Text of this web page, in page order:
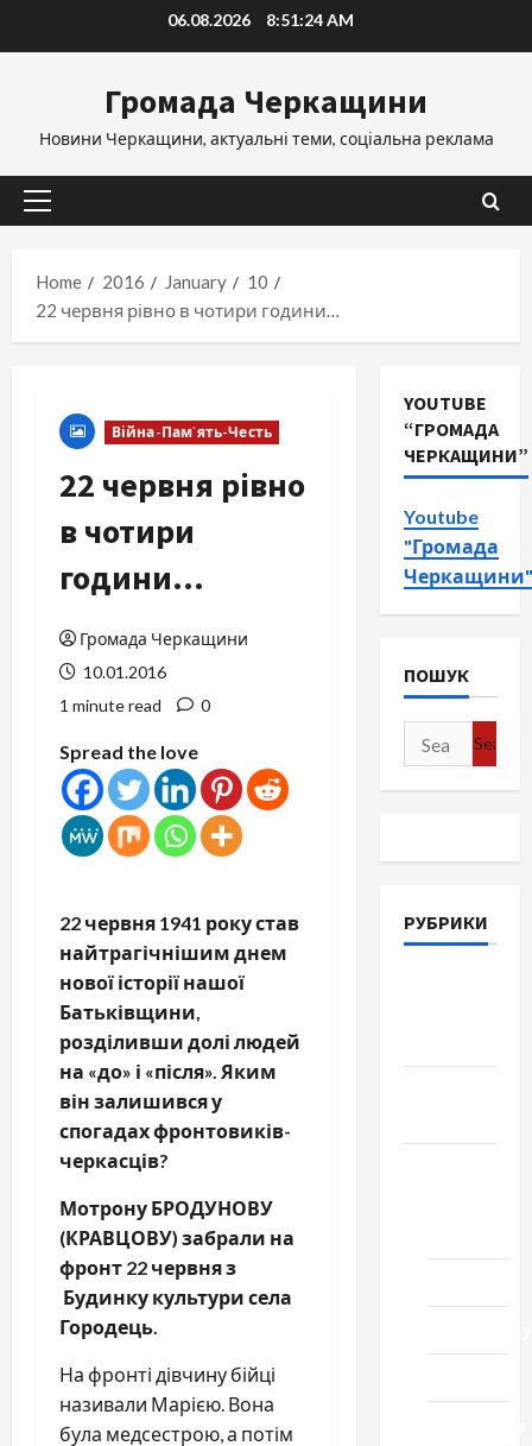
06.08.2026 8:51:25 AM
Громада Черкащини
Новини Черкащини, актуальні теми, соціальна реклама
Primary
Home
2016 January
10
22 червня рівно в чотири години…
Війна-Пам`ять-Честь
22 червня рівно
в чотири
години…
Громада Черкащини
10.01.2016
1 minute read
0
Spread the love
22 червня 1941 року став
найтрагічнішим днем
нової історії нашої
Батьківщини,
розділивши долі людей
на «до» і «після». Яким
він залишився у
спогадах фронтовиків-
черкасців?
Мотрону БРОДУНОВУ
(КРАВЦОВУ) забрали на
фронт 22 червня з
Будинку культури села
Городець.
На фронті дівчину бійці
називали Марією. Вона
була медсестрою, а потім
YOUTUBE
“ГРОМАДА
ЧЕРКАЩИНИ”
Youtube
"Громада
Черкащини"
ПОШУК
Search
for:
РУБРИКИ